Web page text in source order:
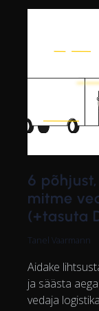
6
mitme
(+tasuta
Tanel Vaarmann
Aidake
ja säästa
vedaja